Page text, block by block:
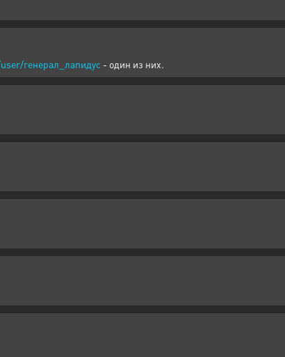
генерал_лапидус - один из них.